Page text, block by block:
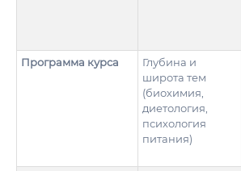
Программа курса
Глубина и
широта тем
(биохимия,
диетология,
психология
питания)